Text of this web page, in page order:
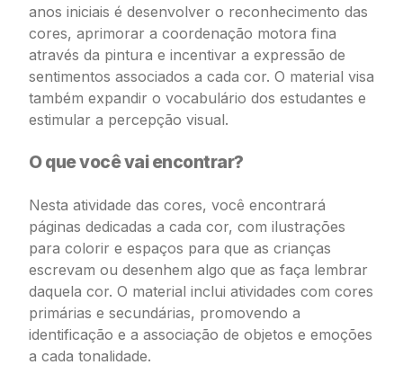
anos iniciais é desenvolver o reconhecimento das
cores, aprimorar a coordenação motora fina
através da pintura e incentivar a expressão de
sentimentos associados a cada cor. O material visa
também expandir o vocabulário dos estudantes e
estimular a percepção visual.
O que você vai encontrar?
Nesta atividade das cores, você encontrará
páginas dedicadas a cada cor, com ilustrações
para colorir e espaços para que as crianças
escrevam ou desenhem algo que as faça lembrar
daquela cor. O material inclui atividades com cores
primárias e secundárias, promovendo a
identificação e a associação de objetos e emoções
a cada tonalidade.